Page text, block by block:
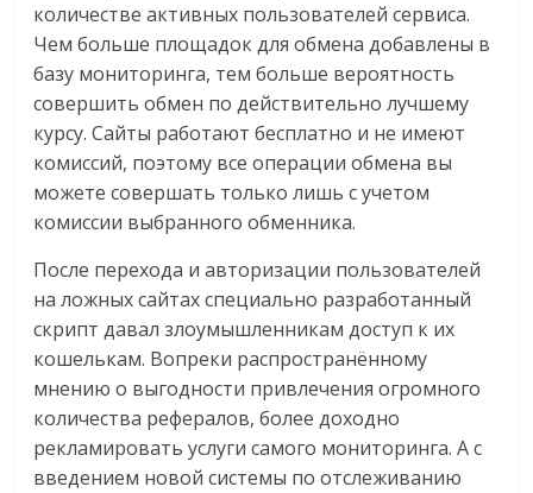
количестве активных пользователей сервиса.
Чем больше площадок для обмена добавлены в
базу мониторинга, тем больше вероятность
совершить обмен по действительно лучшему
курсу. Сайты работают бесплатно и не имеют
комиссий, поэтому все операции обмена вы
можете совершать только лишь с учетом
комиссии выбранного обменника.
После перехода и авторизации пользователей
на ложных сайтах специально разработанный
скрипт давал злоумышленникам доступ к их
кошелькам. Вопреки распространённому
мнению о выгодности привлечения огромного
количества рефералов, более доходно
рекламировать услуги самого мониторинга. А с
введением новой системы по отслеживанию